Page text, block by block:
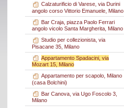
Calzaturificio di Varese, via Durini
angolo corso Vittorio Emanuele, Milano
Bar Craja, piazza Paolo Ferrari
angolo vicolo Santa Margherita, Milano
Studio per collezionista, via
Pisacane 35, Milano
Appartamento Spadacini, via
Mozart 15, Milano
Appartamento per scapolo, Milano
(casa Bolchini)
Bar Canova, via Ugo Foscolo 3,
Milano